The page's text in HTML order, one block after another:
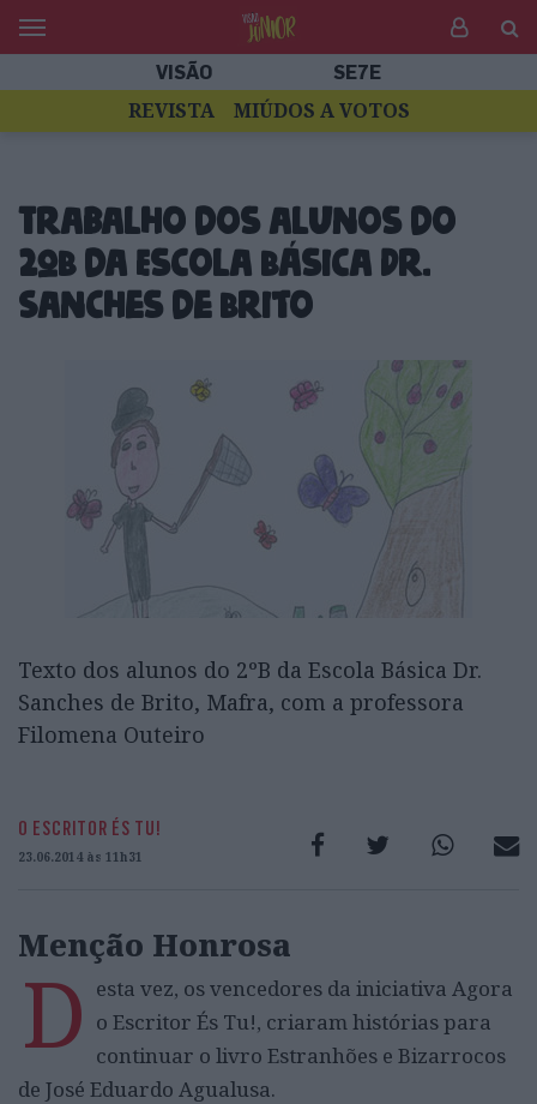
VISÃO SE7E
REVISTA MIÚDOS A VOTOS
Trabalho dos alunos do
2ºB da Escola Básica Dr.
Sanches de Brito
Texto dos alunos do 2ºB da Escola Básica Dr.
Sanches de Brito, Mafra, com a professora
Filomena Outeiro
O ESCRITOR ÉS TU!
23.06.2014 às 11h31
Menção Honrosa
D esta vez, os vencedores da iniciativa Agora
o Escritor És Tu!, criaram histórias para
continuar o livro Estranhões e Bizarrocos
de José Eduardo Agualusa.